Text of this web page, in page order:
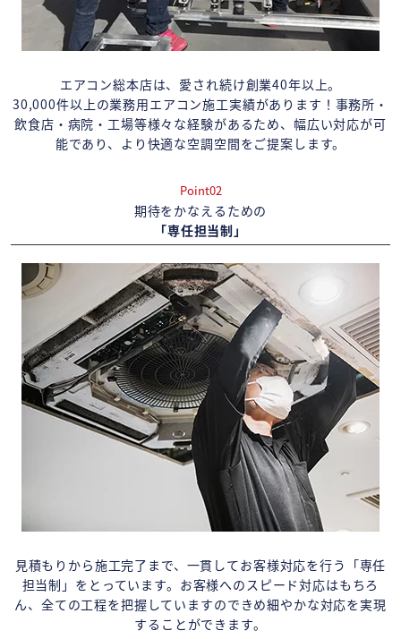
エアコン総本店は、愛され続け創業40年以上。
30,000件以上の業務用エアコン施工実績があります！事務所・
飲食店・病院・工場等様々な経験があるため、幅広い対応が可
能であり、より快適な空調空間をご提案します。
Point02
期待をかなえるための
「専任担当制」
見積もりから施工完了まで、一貫してお客様対応を行う「専任
担当制」をとっています。お客様へのスピード対応はもちろ
ん、全ての工程を把握していますのできめ細やかな対応を実現
することができます。